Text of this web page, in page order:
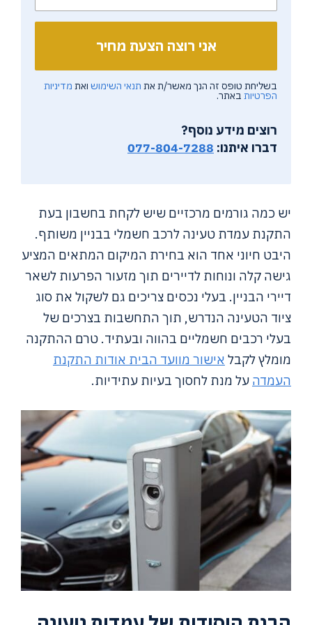
בשליחת טופס זה הנך מאשר/ת את תנאי השימוש ואת מדיניות
הפרטיות באתר.
רוצים מידע נוסף?
דברו איתנו: 077-804-7288
יש כמה גורמים מרכזיים שיש לקחת בחשבון בעת
התקנת עמדת טעינה לרכב חשמלי בבניין משותף.
היבט חיוני אחד הוא בחירת המיקום המתאים המציע
גישה קלה ונוחות לדיירים תוך מזעור הפרעות לשאר
דיירי הבניין. בעלי נכסים צריכים גם לשקול את סוג
ציוד הטעינה הנדרש, תוך התחשבות בצרכים של
בעלי רכבים חשמליים בהווה ובעתיד. טרם ההתקנה
מומלץ לקבל אישור מוועד הבית אודות התקנת
העמדה על מנת לחסוך בעיות עתידיות.